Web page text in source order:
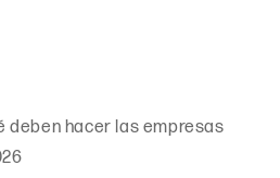
deben hacer las empresas